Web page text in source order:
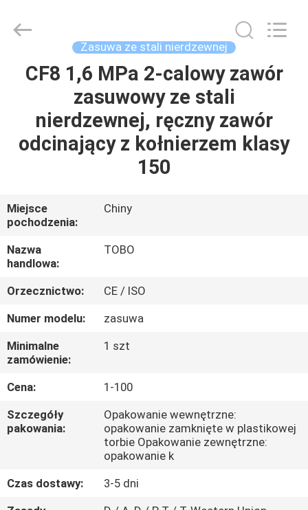
DOM
PRODUKTY
WYCIECZKA
PO
FABRYCE
KONTROLA
JAKOŚCI
SKONTAKTUJ
SIĘ
Z
nierdzewnej
supplier.
Reserved.
Zasuwa ze stali nierdzewnej
CF8 1,6 MPa 2-calowy zawór
zasuwowy ze stali
nierdzewnej, ręczny zawór
odcinający z kołnierzem klasy
150
Miejsce
pochodzenia:
Chiny
Nazwa
handlowa:
TOBO
Orzecznictwo:
CE / ISO
Numer modelu:
zasuwa
Minimalne
zamówienie:
1 szt
Cena:
1-100
Szczegóły
pakowania:
Opakowanie wewnętrzne:
opakowanie zamknięte w plastikowej
torbie Opakowanie zewnętrzne:
opakowanie k
Czas dostawy:
3-5 dni